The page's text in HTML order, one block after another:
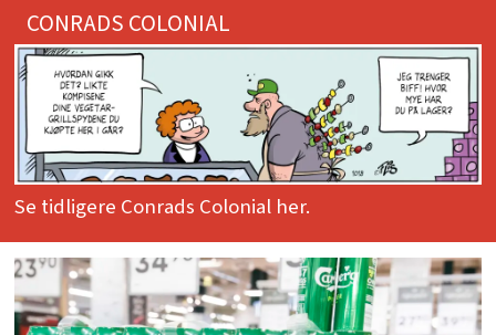
CONRADS COLONIAL
Se tidligere Conrads Colonial her.